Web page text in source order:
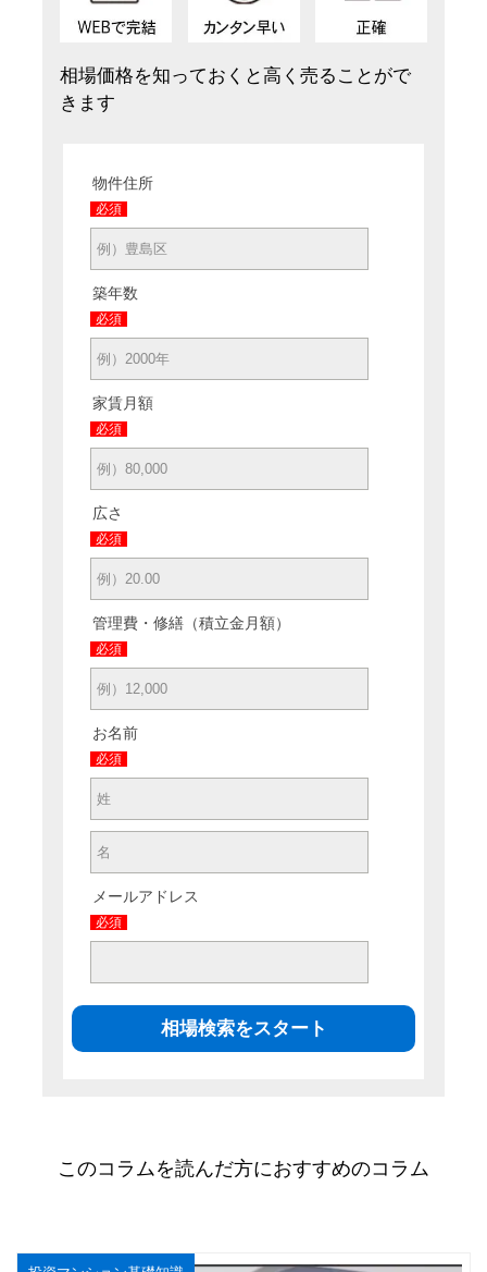
相場価格を知っておくと高く売ることがで
きます
物件住所
必須
築年数
必須
家賃月額
必須
広さ
必須
管理費・修繕（積立金月額）
必須
お名前
必須
メールアドレス
必須
このコラムを読んだ方におすすめのコラム